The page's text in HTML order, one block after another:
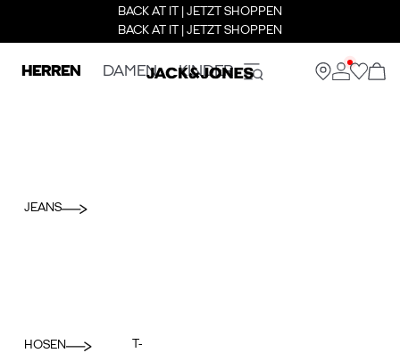
BACK AT IT | JETZT SHOPPEN
BACK AT IT | JETZT SHOPPEN
HERREN DAMEN KINDER
JEANS
HOSEN
T-